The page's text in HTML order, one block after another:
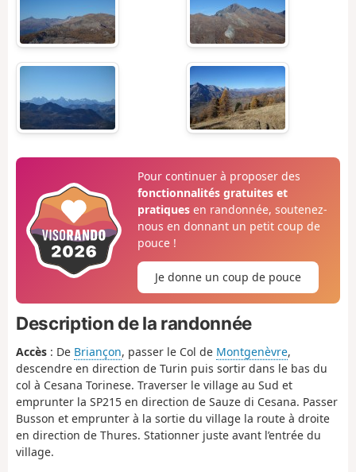
Pour continuer à proposer des
fonctionnalités gratuites et
pratiquesen randonnée, soutenez-
nous en donnant un petit coup de
pouce !
Je donne un coup de pouce
Description de la randonnée
Accès : De Briançon, passer le Col de Montgenèvre,
descendre en direction de Turin puis sortir dans le bas du
col à Cesana Torinese. Traverser le village au Sud et
emprunter la SP215 en direction de Sauze di Cesana. Passer
Busson et emprunter à la sortie du village la route à droite
en direction de Thures. Stationner juste avant l’entrée du
village.